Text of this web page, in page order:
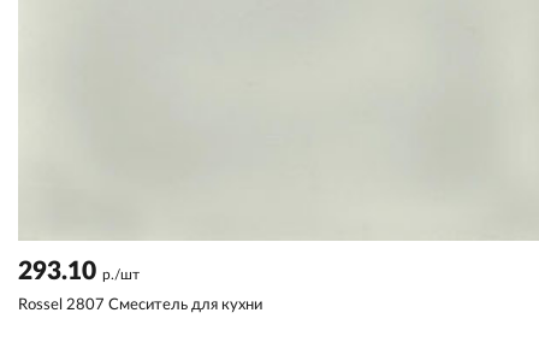
293.10 р./шт
Rossel 2807 Смеситель для кухни